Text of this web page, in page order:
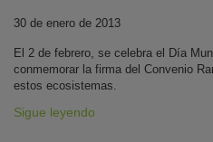
30 de enero de 2013
El 2 de febrero, se celebra el Día
conmemorar la firma del Convenio
estos ecosistemas.
Sigue leyendo